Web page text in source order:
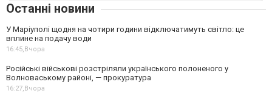
Останні новини
У Маріуполі щодня на чотири години відключатимуть світло: це
вплине на подачу води
16:45,Вчора
Російські військові розстріляли українського полоненого у
Волноваському районі, — прокуратура
16:27,Вчора